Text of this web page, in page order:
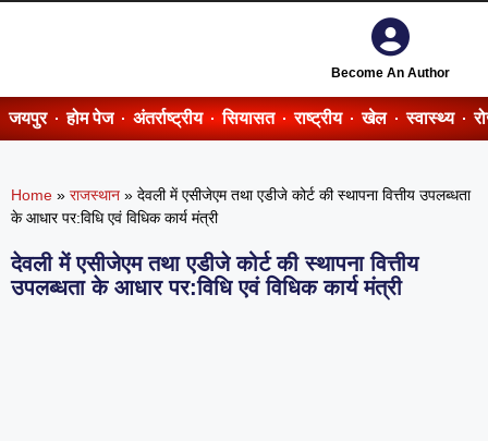
Become An Author
जयपुर होम पेज अंतर्राष्ट्रीय सियासत राष्ट्रीय खेल स्वास्थ्य
Home » राजस्थान » देवली में एसीजेएम तथा एडीजे कोर्ट की स्थापना वित्तीय उपलब्धता
के आधार पर:विधि एवं विधिक कार्य मंत्री
देवली में एसीजेएम तथा एडीजे कोर्ट की स्थापना वित्तीय
उपलब्धता के आधार पर:विधि एवं विधिक कार्य मंत्री